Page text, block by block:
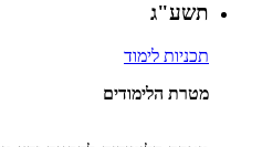
תשע"ג
תכניות לימוד
מטרת הלימודים